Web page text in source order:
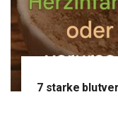
7 starke